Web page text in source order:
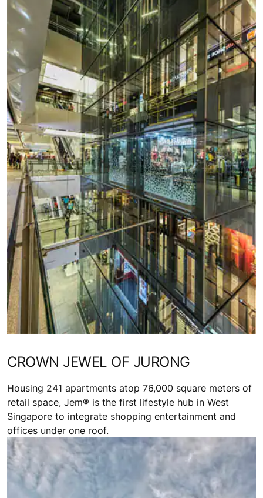
CROWN JEWEL OF JURONG
Housing 241 apartments atop 76,000 square meters of
retail space, Jem® is the first lifestyle hub in West
Singapore to integrate shopping entertainment and
offices under one roof.